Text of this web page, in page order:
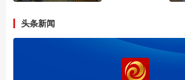
头条新闻